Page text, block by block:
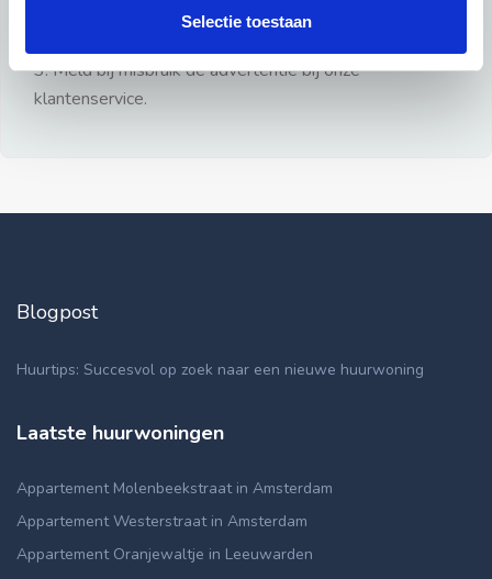
Selectie toestaan
3: Meld bij misbruik de advertentie bij onze
klantenservice.
Blogpost
Huurtips: Succesvol op zoek naar een nieuwe huurwoning
Laatste huurwoningen
Appartement Molenbeekstraat in Amsterdam
Appartement Westerstraat in Amsterdam
Appartement Oranjewaltje in Leeuwarden